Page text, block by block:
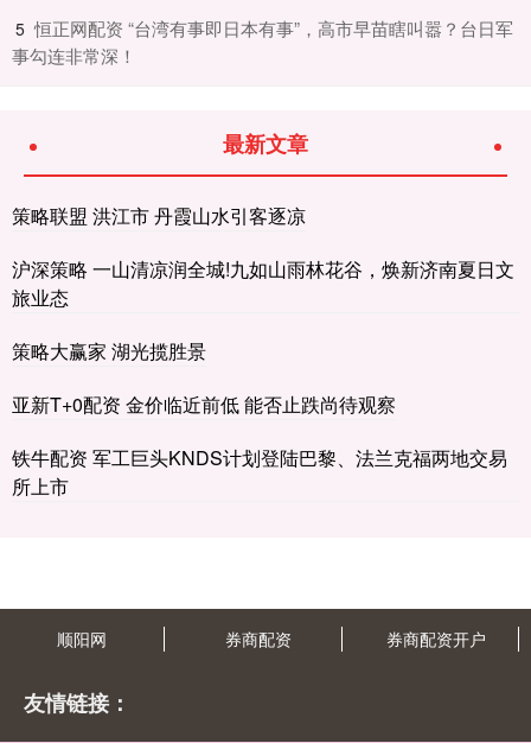
5 ​恒正网配资 “台湾有事即日本有事”，高市早苗瞎叫嚣？台日军
事勾连非常深！
最新文章
策略联盟 洪江市 丹霞山水引客逐凉
沪深策略 一山清凉润全城!九如山雨林花谷，焕新济南夏日文
旅业态
策略大赢家 湖光揽胜景
亚新T+0配资 金价临近前低 能否止跌尚待观察
铁牛配资 军工巨头KNDS计划登陆巴黎、法兰克福两地交易
所上市
顺阳网 券商配资 券商配资开户
友情链接：